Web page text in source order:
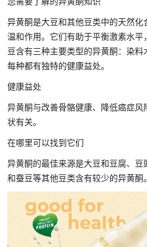
异黄酮是大豆和其他豆类中的天然
温和作用。它们有助于平衡激素水
豆含有三种主要类型的异黄酮：染料
每种都有独特的健康益处。
健康益处
异黄酮与改善骨骼健康、降低癌症
状有关。
在哪里可以找到它们
异黄酮的最佳来源是大豆和豆腐、
和蚕豆等其他豆类含有较少的异黄酮。